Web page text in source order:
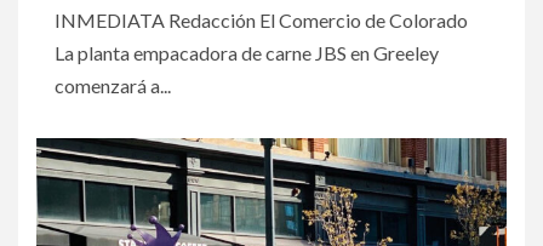
INMEDIATA Redacción El Comercio de Colorado
La planta empacadora de carne JBS en Greeley
comenzará a...